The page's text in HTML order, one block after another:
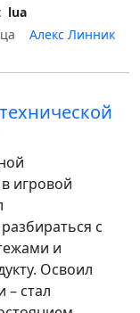
lua
Алекс Линник
игровой
с
и
Освоил
– стал